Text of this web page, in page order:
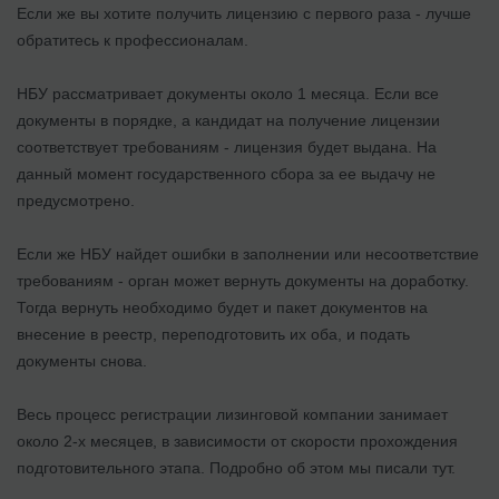
Если же вы хотите получить лицензию с первого раза - лучше
обратитесь к профессионалам.
НБУ рассматривает документы около 1 месяца. Если все
документы в порядке, а кандидат на получение лицензии
соответствует требованиям - лицензия будет выдана. На
данный момент государственного сбора за ее выдачу не
предусмотрено.
Если же НБУ найдет ошибки в заполнении или несоответствие
требованиям - орган может вернуть документы на доработку.
Тогда вернуть необходимо будет и пакет документов на
внесение в реестр, переподготовить их оба, и подать
документы снова.
Весь процесс регистрации лизинговой компании занимает
около 2-х месяцев, в зависимости от скорости прохождения
подготовительного этапа. Подробно об этом мы писали тут.